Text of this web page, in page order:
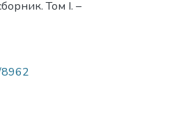
Том І. –
8962